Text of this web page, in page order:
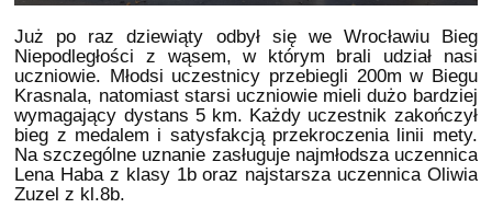
Już po raz dziewiąty odbył się we Wrocławiu Bieg
Niepodległości z wąsem, w którym brali udział nasi
uczniowie. Młodsi uczestnicy przebiegli 200m w Biegu
Krasnala, natomiast starsi uczniowie mieli dużo bardziej
wymagający dystans 5 km. Każdy uczestnik zakończył
bieg z medalem i satysfakcją przekroczenia linii mety.
Na szczególne uznanie zasługuje najmłodsza uczennica
Lena Haba z klasy 1b oraz najstarsza uczennica Oliwia
Zuzel z kl.8b.